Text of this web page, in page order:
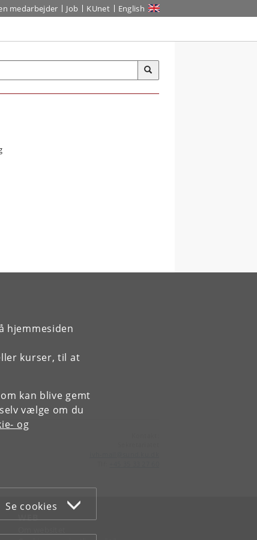
hjemmesiden
kurser, til at
kan blive gemt
vælge om du
og
Se cookies
medarbejder Job KUnet English
WEB